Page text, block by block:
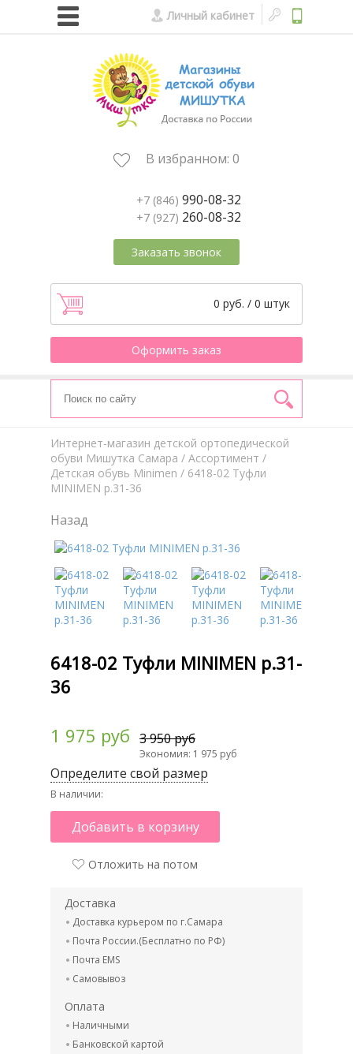
Личный кабинет
В избранном: 0
+7 (846) 990-08-32
+7 (927) 260-08-32
Заказать звонок
0 руб. / 0 штук
Оформить заказ
Интернет-магазин детской ортопедической
обуви Мишутка Самара / Aссортимент /
Детская обувь Minimen / 6418-02 Туфли
MINIMEN р.31-36
Назад
6418-02 Туфли MINIMEN р.31-
36
1 975 руб 3 950 руб
Экономия: 1 975 руб
Определите свой размер
В наличии:
Добавить в корзину
Отложить на потом
Доставка
Доставка курьером по г.Самара
Почта России.(Бесплатно по РФ)
Почта EMS
Самовывоз
Оплата
Наличными
Банковской картой